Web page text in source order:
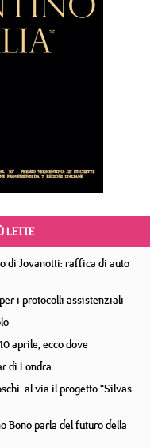
LETTE
di Jovanotti: raffica di auto
i protocolli assistenziali
aprile, ecco dove
di Londra
al via il progetto “Silvas
Bono parla del futuro della